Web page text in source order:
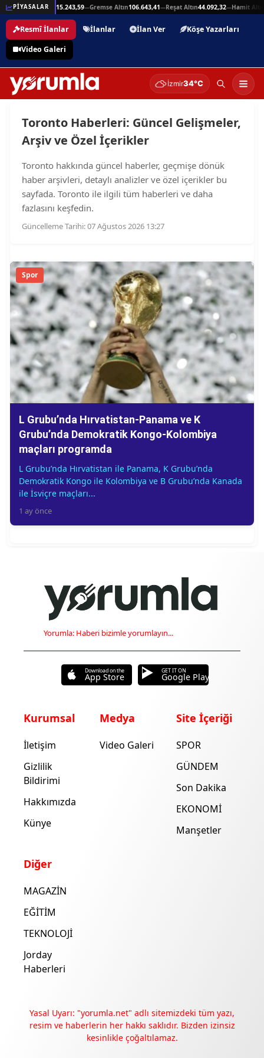
PİYASALAR
—Beşli Altın 215.243,59—Gremse Altın106.643,41—Reşat Altın44.092,32—Hamit Altın
Resmî İlanlar İlanlar İlan Ver
Köşe Yazarları
Video Galeri
İzmir34°C
Toronto Haberleri: Güncel Gelişmeler,
Arşiv ve Özel İçerikler
Toronto hakkında güncel haberler, geçmişe dönük
haber arşivleri, detaylı analizler ve özel içerikler bu
sayfada. Toronto ile ilgili tüm haberleri ve daha
fazlasını keşfedin.
Güncelleme Tarihi: 07 Ağustos 2026 13:27
Spor
L Grubu’nda Hırvatistan-Panama ve K
Grubu’nda Demokratik Kongo-Kolombiya
maçları programda
L Grubu’nda Hırvatistan ile Panama, K Grubu’nda
Demokratik Kongo ile Kolombiya ve B Grubu’nda Kanada
ile İsviçre maçları...
1 ay önce
Yorumla: Haberi bizimle yorumlayın...
Download on the
App Store
GET IT ON
Google Play
Kurumsal
İletişim
Gizlilik
Bildirimi
Hakkımızda
Künye
Medya
Video Galeri
Site İçeriği
SPOR
GÜNDEM
Son Dakika
EKONOMİ
Manşetler
Diğer
MAGAZİN
EĞİTİM
TEKNOLOJİ
Jorday
Haberleri
Yasal Uyarı: "yorumla.net" adlı sitemizdeki tüm yazı,
resim ve haberlerin her hakkı saklıdır. Bizden izinsiz
kesinlikle çoğaltılamaz.